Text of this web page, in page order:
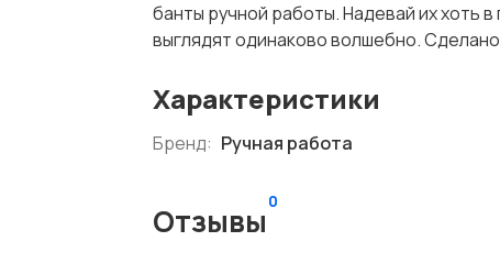
банты ручной работы. Надевай их хоть
выглядят одинаково волшебно.
Характеристики
Бренд: Ручная работа
Отзывы
0